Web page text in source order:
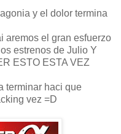
y el dolor termina
aremos el gran esfuerzo
estrenos de Julio Y
ESTO ESTA VEZ
terminar haci que
vez =D